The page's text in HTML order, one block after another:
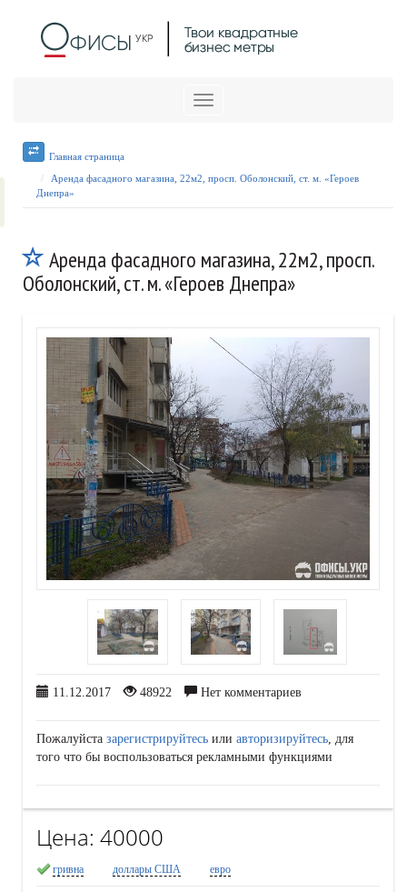
Меню
Главная страница
Аренда фасадного магазина, 22м2, просп. Оболонский, ст. м. «Героев
Днепра»
Аренда фасадного магазина, 22м2, просп.
Оболонский, ст. м. «Героев Днепра»
11.12.2017 48922 Нет комментариев
Пожалуйста зарегистрируйтесь или авторизируйтесь, для
того что бы воспользоваться рекламными функциями
Цена: 40000
гривна доллары США евро